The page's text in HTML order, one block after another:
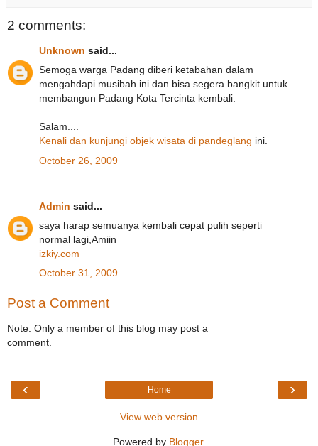
2 comments:
Unknown said...
Semoga warga Padang diberi ketabahan dalam
mengahdapi musibah ini dan bisa segera bangkit untuk
membangun Padang Kota Tercinta kembali.
Salam....
Kenali dan kunjungi objek wisata di pandeglang ini.
October 26, 2009
Admin said...
saya harap semuanya kembali cepat pulih seperti
normal lagi,Amiin
izkiy.com
October 31, 2009
Post a Comment
Note: Only a member of this blog may post a
comment.
‹ ›
Home
View web version
Powered by Blogger.